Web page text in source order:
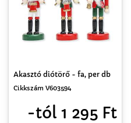
Akasztó diótörő - fa, per db
Cikkszám V603594
-tól 1 295 Ft